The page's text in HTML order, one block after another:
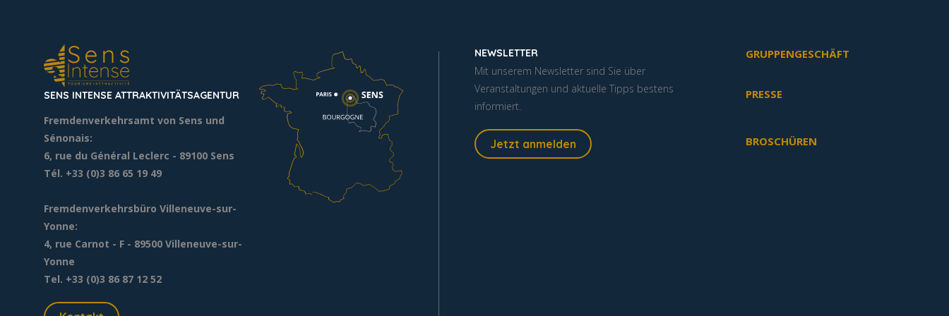
SENS INTENSE ATTRAKTIVITÄTSAGENTUR
Fremdenverkehrsamt von Sens und
Sénonais:
6, rue du Général Leclerc - 89100 Sens
Tél. +33 (0)3 86 65 19 49
Fremdenverkehrsbüro Villeneuve-sur-
Yonne:
4, rue Carnot - F - 89500 Villeneuve-sur-
Yonne
Tel. +33 (0)3 86 87 12 52
NEWSLETTER
Mit unserem Newsletter sind Sie über
Veranstaltungen und aktuelle Tipps bestens
informiert.
Jetzt anmelden
GRUPPENGESCHÄFT
PRESSE
BROSCHÜREN